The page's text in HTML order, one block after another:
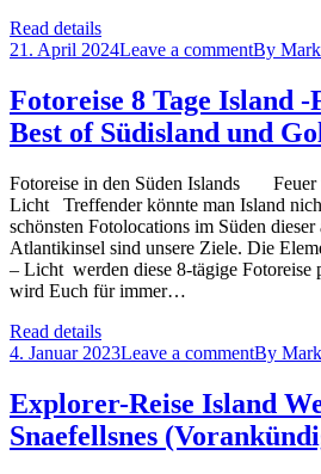
Read details
21. April 2024Leave a commentBy
Fotoreise 8 Tage Island
Best of Südisland und
Fotoreise in den Süden Islands Feuer
Licht Treffender könnte man Island
schönsten Fotolocations im Süden dieser
Atlantikinsel sind unsere Ziele. Die
– Licht werden diese 8-tägige Fotoreise
wird Euch für immer…
Read details
4. Januar 2023Leave a commentBy
Explorer-Reise Island
Snaefellsnes